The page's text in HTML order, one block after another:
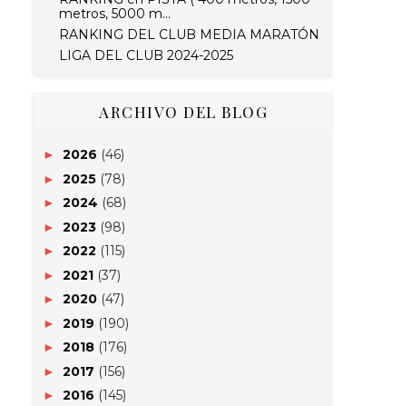
metros, 5000 m...
RANKING DEL CLUB MEDIA MARATÓN
LIGA DEL CLUB 2024-2025
ARCHIVO DEL BLOG
► 2026 (46)
► 2025 (78)
► 2024 (68)
► 2023 (98)
► 2022 (115)
► 2021 (37)
► 2020 (47)
► 2019 (190)
► 2018 (176)
► 2017 (156)
► 2016 (145)